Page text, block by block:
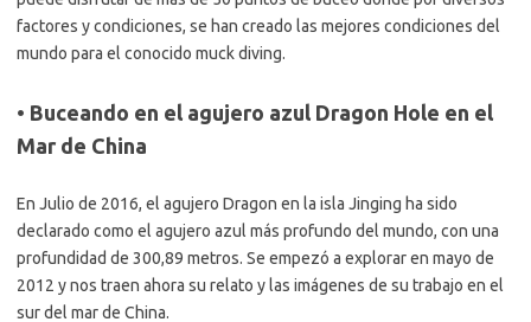
factores y condiciones, se han creado las mejores condiciones del
mundo para el conocido muck diving.
• Buceando en el agujero azul Dragon Hole en el
Mar de China
En Julio de 2016, el agujero Dragon en la isla Jinging ha sido
declarado como el agujero azul más profundo del mundo, con una
profundidad de 300,89 metros. Se empezó a explorar en mayo de
2012 y nos traen ahora su relato y las imágenes de su trabajo en el
sur del mar de China.